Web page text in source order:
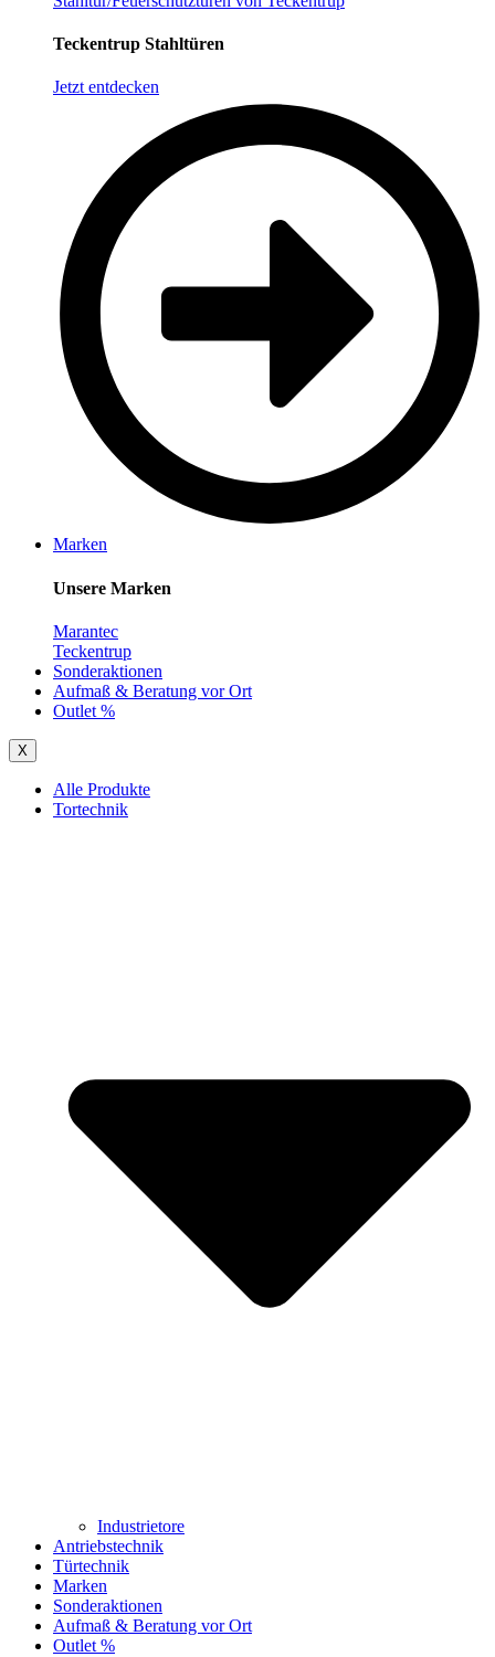
Teckentrup Stahltüren
Jetzt entdecken
Marken
Unsere Marken
Marantec
Teckentrup
Sonderaktionen
Aufmaß & Beratung vor Ort
Outlet %
X
Alle Produkte
Tortechnik
Industrietore
Antriebstechnik
Türtechnik
Marken
Sonderaktionen
Aufmaß & Beratung vor Ort
Outlet %